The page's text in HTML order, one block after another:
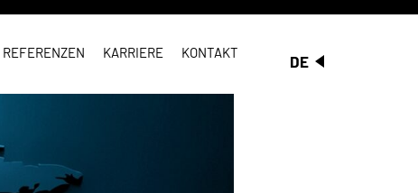
REFERENZEN KARRIERE KONTAKT DE